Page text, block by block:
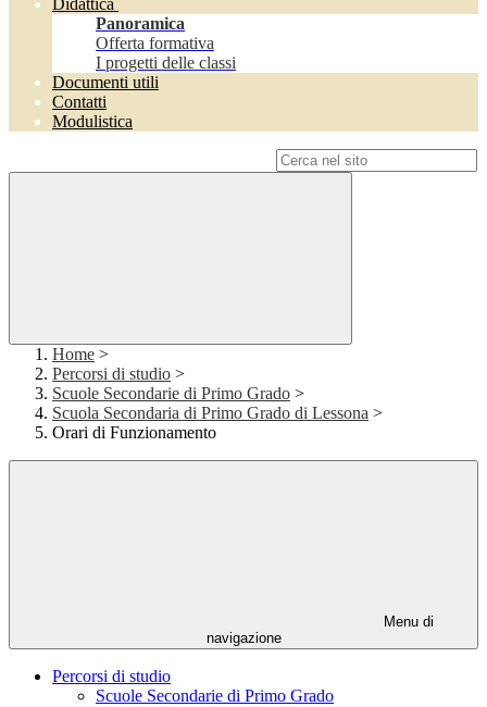
Didattica
Panoramica
Offerta formativa
I progetti delle classi
Documenti utili
Contatti
Modulistica
Home >
Percorsi di studio >
Scuole Secondarie di Primo Grado >
Scuola Secondaria di Primo Grado di Lessona >
Orari di Funzionamento
Menu di
navigazione
Percorsi di studio
Scuole Secondarie di Primo Grado